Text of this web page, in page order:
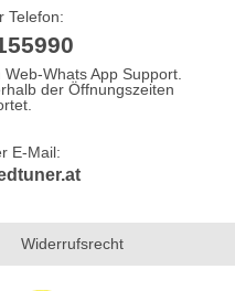
Telefon:
Whats App Support.
der Öffnungszeiten
E-Mail:
Widerrufsrecht